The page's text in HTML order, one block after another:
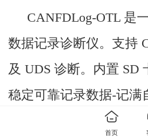
CANFDLog-OTL 是
数据记录诊断仪。支持
及 UDS 诊断。内置 SD
稳定可靠记录数据-记满
端软件通过
首页